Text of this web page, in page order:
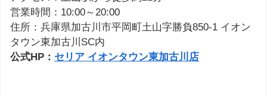
営業時間：10:00～20:00
住所：兵庫県加古川市平岡町土山字勝負850-1 イオン
タウン東加古川SC内
公式HP： セリア イオンタウン東加古川店